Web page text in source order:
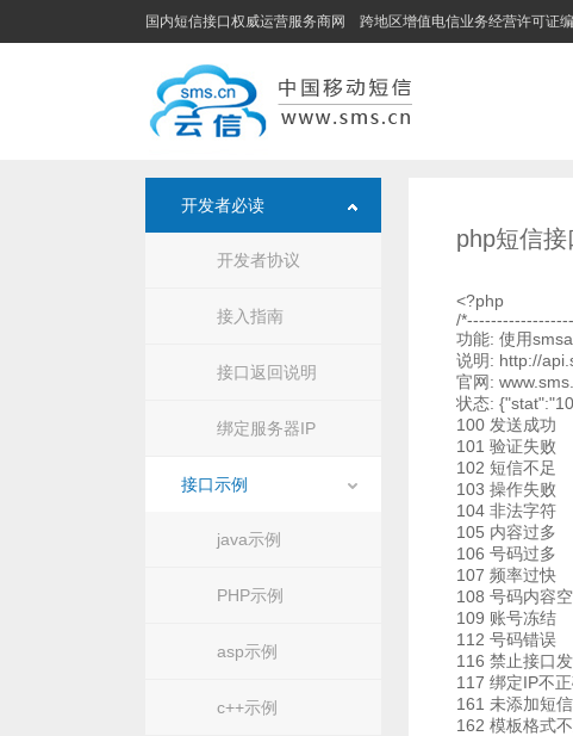
国内短信接口权威运营服务商网 跨地区增值电信业务经营许可证
开发者必读
开发者协议
接入指南
接口返回说明
绑定服务器IP
接口示例
java示例
PHP示例
asp示例
c++示例
php短信接
<?php
/
功能: 使用
说明: http://
官网:
状态:
100 发送成功
101 验证失败
102 短信不足
103 操作失败
104 非法字符
105 内容过多
106 号码过多
107 频率过快
108 号码内容空
109 账号冻结
112 号码错误
116 禁止接口
117 绑定IP不
161 未添加短
162 模板格式